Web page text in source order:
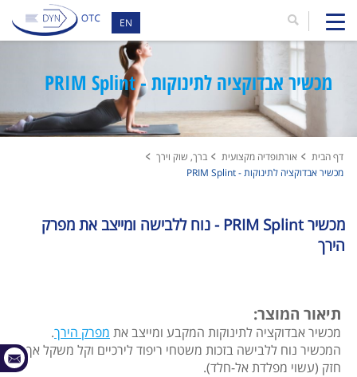
EN
מכשיר אבדוקציה לתינוקות - PRIM Splint
דף הבית אורתופדיה מקצועית
ברך, שוק וירך
מכשיר אבדוקציה לתינוקות - PRIM Splint
מכשיר PRIM Splint - נוח ללבישה ומייצב את מפרק
הירך
תיאור המוצר:
מכשיר אבדוקציה לתינוקות המקבע ומייצב את מפרק הירך.
המכשיר נוח ללבישה בזכות משטחי ריפוד לירכיים וקל משקל אך
חזק (עשוי מפלדת אל-חלד).